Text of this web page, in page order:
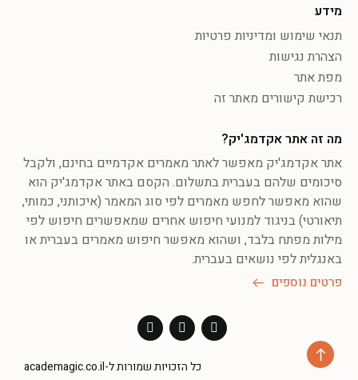
מידע
תנאי שימוש ומדיניות פרטיות
הצהרת נגישות
מפת אתר
רכישת קישורים מאתר זה
מה זה אתר אקדמג'יק?
אתר אקדמג'יק מאפשר לאתר מאמרים אקדמיים בחינם, ולקבל
סיכומים שלהם בעברית בתשלום. הקסם באתר אקדמג'יק הוא
שהוא מאפשר לחפש מאמרים לפי סוג המאמר (איכותני, כמותי,
תיאורטי) בניגוד למנועי חיפוש אחרים שמאפשרים חיפוש לפי
מילות מפתח בלבד, ושהוא מאפשר חיפוש מאמרים בעברית או
באנגלית לפי נושאים בעברית.
פרטים נוספים
כל הזכויות שמורות ל-academagic.co.il